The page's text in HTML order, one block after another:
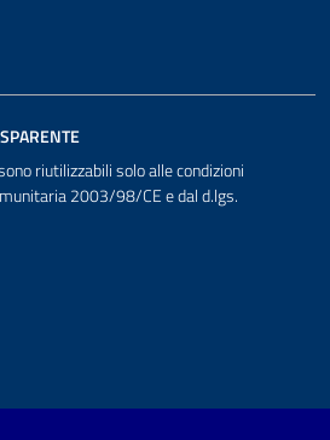
riutilizzabili solo alle condizioni
2003/98/CE e dal d.lgs.